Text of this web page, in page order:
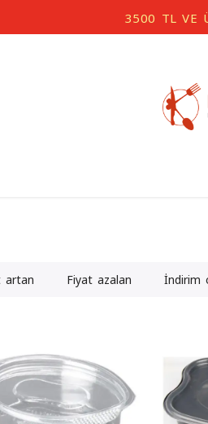
3500 TL VE
artan Fiyat azalan İndirim